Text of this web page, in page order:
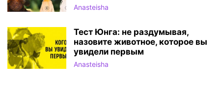
Anasteisha
Тест Юнга: не раздумывая,
назовите животное, которое вы
увидели первым
Anasteisha